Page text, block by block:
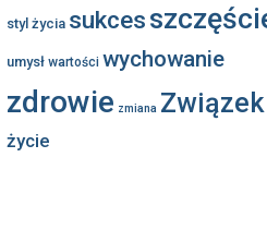
styl życia sukces
umysł wartości wychowanie
zdrowie zmiana Związek
życie